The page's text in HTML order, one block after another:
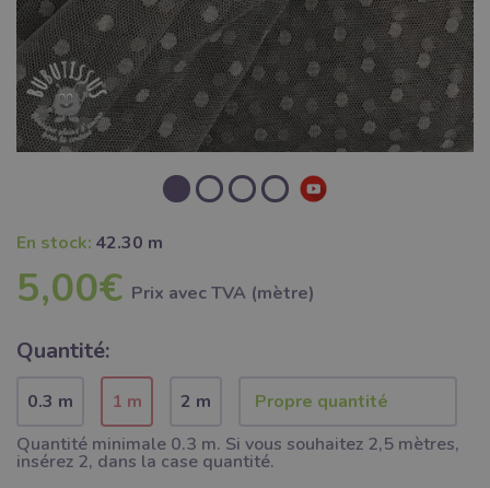
En stock: 42.30 m
5,00€ Prix ​​avec TVA (mètre)
Quantité:
0.3 m 1 m
2 m
Quantité minimale 0.3 m. Si vous souhaitez 2,5 mètres,
insérez 2, dans la case quantité.